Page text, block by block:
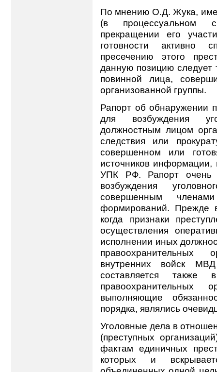
По мнению О.Д. Жука,
(в процессуальном
прекращении его
готовности активно
пресечению этого
данную позицию следует
повинной лица,
организованной группы.
Рапорт об обнаружении
для возбуждения
должностным лицом
следствия или
совершенном или
источников информации,
УПК РФ. Рапорт очень
возбуждения
совершенным
формирований. Прежде
когда признаки
осуществления
исполнении иных
внутренних войск
составляется также
правоохранительных
выполняющие
порядка, являлись
Уголовные дела в
(преступных
фактам единичных
которых и